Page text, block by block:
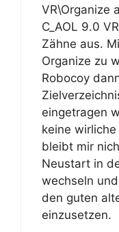
VR\Organize
C_AOL 9.0
Zähne aus.
Organize zu
Robocoy
eingetragen
keine
bleibt mir
Neustart in
wechseln
den guten
einzusetzen.